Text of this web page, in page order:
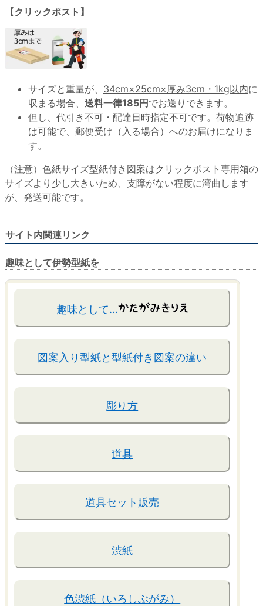
【クリックポスト】
サイズと重量が、 34cm×25cm×厚み3cm・1kg以内に
収まる場合、 送料一律185円 でお送りできます。
但し、代引き不可・配達日時指定不可です。荷物追跡
は可能で、郵便受け（入る場合）へのお届けになりま
す。
（注意）色紙サイズ型紙付き図案はクリックポスト専用箱の
サイズより少し大きいため、支障がない程度に湾曲します
が、発送可能です。
サイト内関連リンク
趣味として伊勢型紙を
趣味として…
図案入り型紙と型紙付き図案の違い
彫り方
道具
道具セット販売
渋紙
色渋紙（いろしぶがみ）